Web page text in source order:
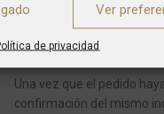
Ver
de privacidad
Desde el momento en el
es de entre 5 y 7 días para
Una vez que el pedido
confirmación del mismo